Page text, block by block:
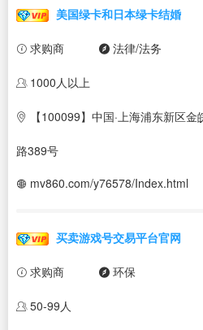
美国绿卡和日本绿卡结婚
求购商 法律/法务
1000人以上
【100099】中国·上海浦东新区金
路389号
mv860.com/y76578/Index.html
买卖游戏号交易平台官网
求购商 环保
50-99人